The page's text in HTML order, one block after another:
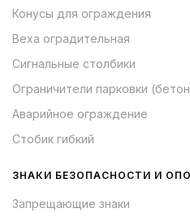
Конусы для ограждения
Веха оградительная
Сигнальные столбики
Ограничители парковки
Аварийное ограждение
Стобик гибкий
ЗНАКИ БЕЗОПАСНОСТИ И
Запрещающие знаки